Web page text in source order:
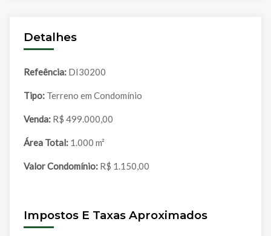
Detalhes
Refeência: DI30200
Tipo: Terreno em Condomínio
Venda: R$ 499.000,00
Área Total: 1.000 m²
Valor Condomínio: R$ 1.150,00
Impostos E Taxas Aproximados